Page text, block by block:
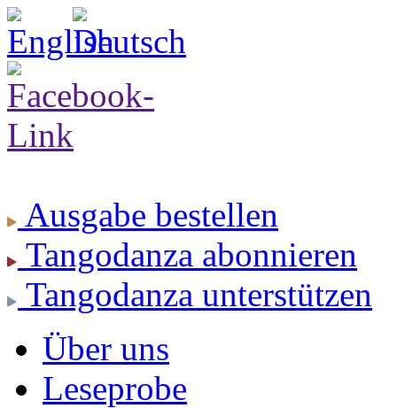
Ausgabe bestellen
Tangodanza abonnieren
Tangodanza unterstützen
Über uns
Leseprobe